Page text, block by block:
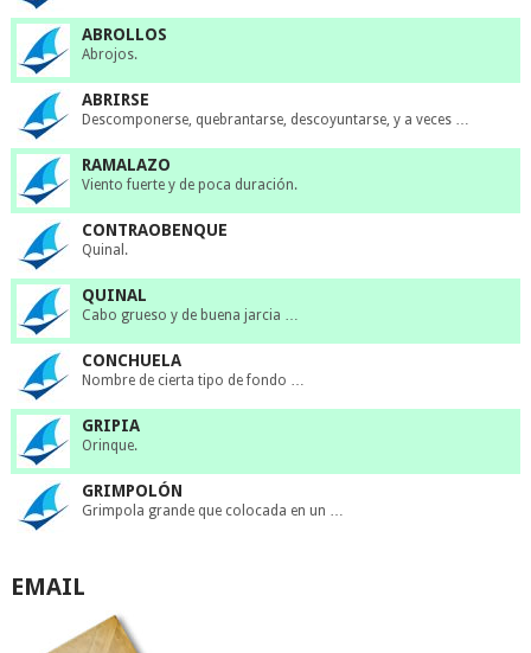
ABROLLOS
Abrojos.
ABRIRSE
Descomponerse, quebrantarse, descoyuntarse, y a veces …
RAMALAZO
Viento fuerte y de poca duración.
CONTRAOBENQUE
Quinal.
QUINAL
Cabo grueso y de buena jarcia …
CONCHUELA
Nombre de cierta tipo de fondo …
GRIPIA
Orinque.
GRIMPOLÓN
Grimpola grande que colocada en un …
EMAIL